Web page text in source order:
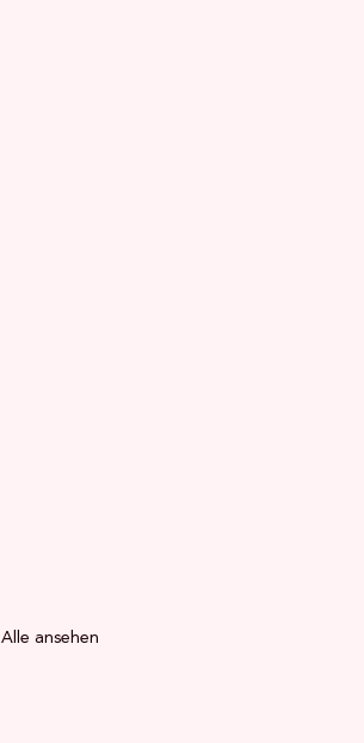
Alle ansehen